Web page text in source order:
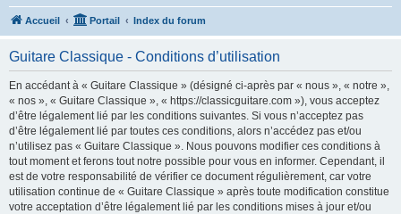
Accueil Portail Index du forum
Guitare Classique - Conditions d’utilisation
En accédant à « Guitare Classique » (désigné ci-après par « nous », « notre »,
« nos », « Guitare Classique », « https://classicguitare.com »), vous acceptez
d’être légalement lié par les conditions suivantes. Si vous n’acceptez pas
d’être légalement lié par toutes ces conditions, alors n’accédez pas et/ou
n’utilisez pas « Guitare Classique ». Nous pouvons modifier ces conditions à
tout moment et ferons tout notre possible pour vous en informer. Cependant, il
est de votre responsabilité de vérifier ce document régulièrement, car votre
utilisation continue de « Guitare Classique » après toute modification constitue
votre acceptation d’être légalement lié par les conditions mises à jour et/ou